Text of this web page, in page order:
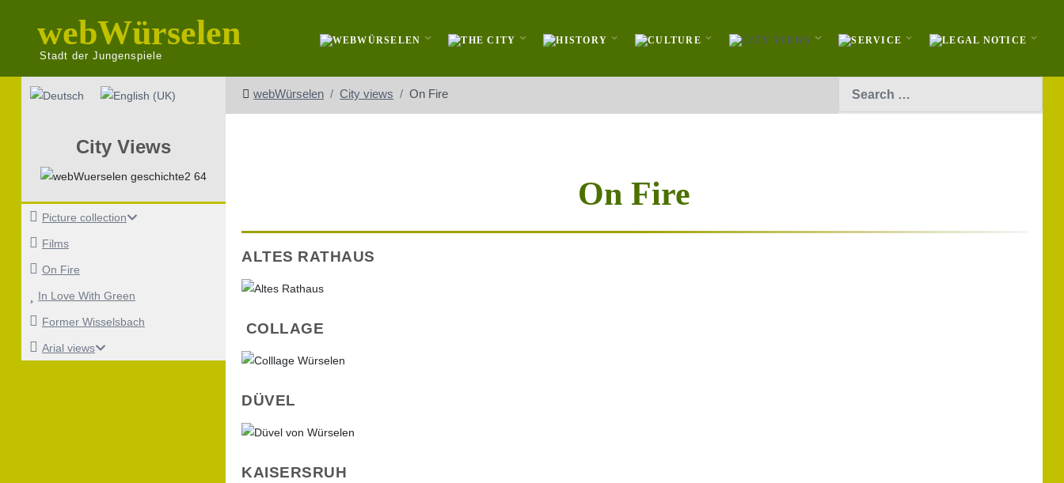
webWürselen
Stadt der Jungenspiele
Select your language webWürselen City views On Fire
City Views
Picture collection
Films
On Fire
In Love With Green
Former Wisselsbach
Arial views
On Fire
ALTES RATHAUS
COLLAGE
DÜVEL
KAISERSRUH